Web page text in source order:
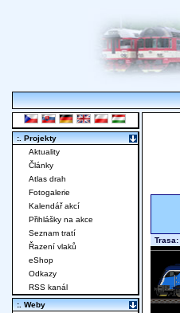
Trasa:
:. Projekty
Aktuality
Články
Atlas drah
Fotogalerie
Kalendář akcí
Přihlášky na akce
Seznam tratí
Řazení vlaků
eShop
Odkazy
RSS kanál
:. Weby